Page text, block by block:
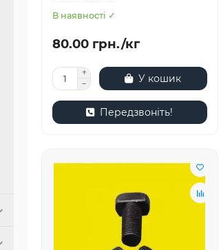
В наявності ✓
80.00 грн./кг
У кошик
Передзвоніть!